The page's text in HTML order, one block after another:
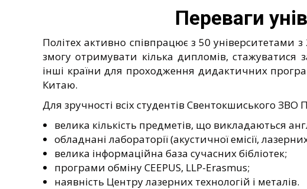
Переваги
Політех активно співпрацює з 50 університетами
змогу отримувати кілька дипломів,
інші країни для проходження дидактичних
Китаю.
Для зручності всіх студентів Свентокшиського
велика кількість предметів, що викладаються
обладнані лабораторії (акустичної емісії,
велика інформаційна база сучасних бібліотек;
програми обміну CEEPUS, LLP-Erasmus;
наявність Центру лазерних технологій і металів.